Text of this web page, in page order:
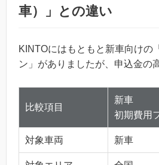
車）」との違い
KINTOにはもともと新車向けの
ン」がありましたが、申込金の
比較項目
新車
初期費用
対象車両 新車